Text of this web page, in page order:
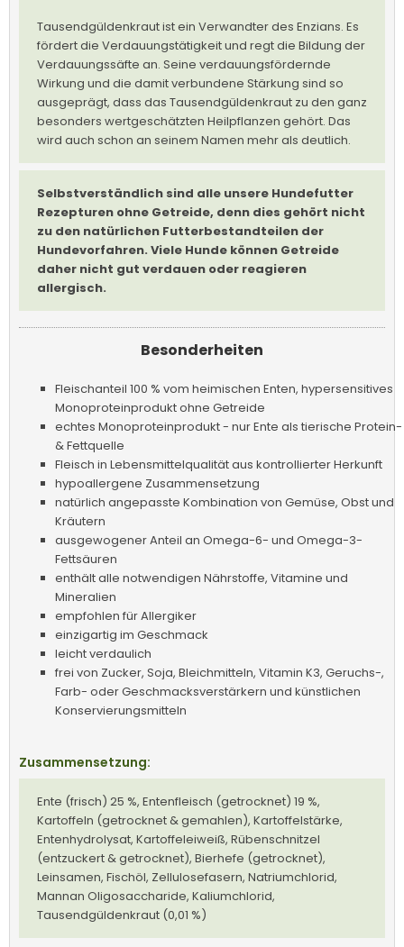
Tausendgüldenkraut ist ein Verwandter des Enzians. Es
fördert die Verdauungstätigkeit und regt die Bildung der
Verdauungssäfte an. Seine verdauungsfördernde
Wirkung und die damit verbundene Stärkung sind so
ausgeprägt, dass das Tausendgüldenkraut zu den ganz
besonders wertgeschätzten Heilpflanzen gehört. Das
wird auch schon an seinem Namen mehr als deutlich.
Selbstverständlich sind alle unsere Hundefutter
Rezepturen ohne Getreide, denn dies gehört nicht
zu den natürlichen Futterbestandteilen der
Hundevorfahren. Viele Hunde können Getreide
daher nicht gut verdauen oder reagieren
allergisch.
Besonderheiten
Fleischanteil 100 % vom heimischen Enten, hypersensitives
Monoproteinprodukt ohne Getreide
echtes Monoproteinprodukt - nur Ente als tierische Protein-
& Fettquelle
Fleisch in Lebensmittelqualität aus kontrollierter Herkunft
hypoallergene Zusammensetzung
natürlich angepasste Kombination von Gemüse, Obst und
Kräutern
ausgewogener Anteil an Omega-6- und Omega-3-
Fettsäuren
enthält alle notwendigen Nährstoffe, Vitamine und
Mineralien
empfohlen für Allergiker
einzigartig im Geschmack
leicht verdaulich
frei von Zucker, Soja, Bleichmitteln, Vitamin K3, Geruchs-,
Farb- oder Geschmacksverstärkern und künstlichen
Konservierungsmitteln
Zusammensetzung:
Ente (frisch) 25 %, Entenfleisch (getrocknet) 19 %,
Kartoffeln (getrocknet & gemahlen), Kartoffelstärke,
Entenhydrolysat, Kartoffeleiweiß, Rübenschnitzel
(entzuckert & getrocknet), Bierhefe (getrocknet),
Leinsamen, Fischöl, Zellulosefasern, Natriumchlorid,
Mannan Oligosaccharide, Kaliumchlorid,
Tausendgüldenkraut (0,01 %)